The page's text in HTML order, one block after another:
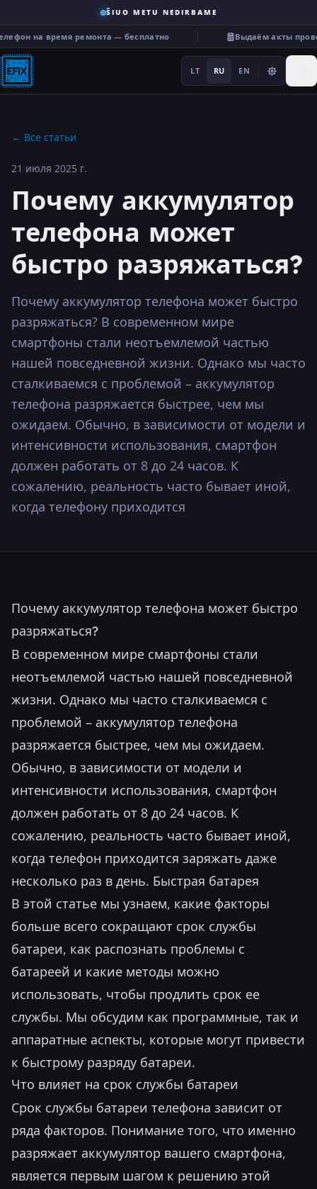
ŠIUO METU NEDIRBAME
на время ремонта — бесплатно Выдаём акты
LT RU EN
Услуги
Прочее
···
← Все статьи
21 июля 2025 г.
Почему аккумулятор
телефона может
быстро разряжаться?
Почему аккумулятор телефона может быстро
разряжаться? В современном мире
смартфоны стали неотъемлемой частью
нашей повседневной жизни. Однако мы часто
сталкиваемся с проблемой – аккумулятор
телефона разряжается быстрее, чем мы
ожидаем. Обычно, в зависимости от модели и
интенсивности использования, смартфон
должен работать от 8 до 24 часов. К
сожалению, реальность часто бывает иной,
когда телефону приходится
Почему аккумулятор телефона может быстро
разряжаться?
В современном мире смартфоны стали
неотъемлемой частью нашей повседневной
жизни. Однако мы часто сталкиваемся с
проблемой – аккумулятор телефона
разряжается быстрее, чем мы ожидаем.
Обычно, в зависимости от модели и
интенсивности использования, смартфон
должен работать от 8 до 24 часов. К
сожалению, реальность часто бывает иной,
когда телефон приходится заряжать даже
несколько раз в день. Быстрая батарея
В этой статье мы узнаем, какие факторы
больше всего сокращают срок службы
батареи, как распознать проблемы с
батареей и какие методы можно
использовать, чтобы продлить срок ее
службы. Мы обсудим как программные, так и
аппаратные аспекты, которые могут привести
к быстрому разряду батареи.
Что влияет на срок службы батареи
Срок службы батареи телефона зависит от
ряда факторов. Понимание того, что именно
разряжает аккумулятор вашего смартфона,
является первым шагом к решению этой